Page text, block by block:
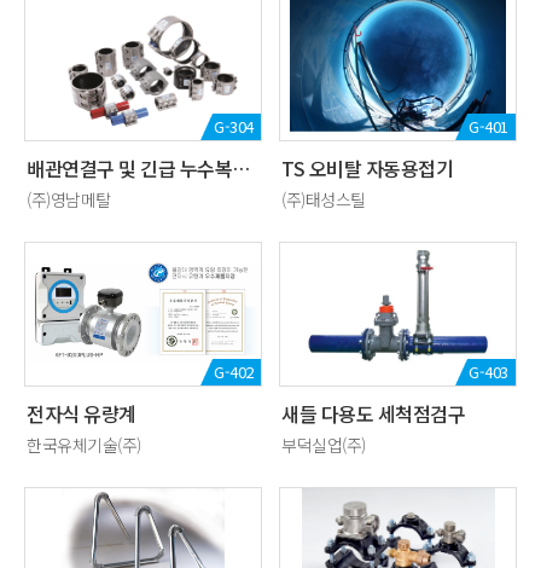
G-304
배관연결구 및 긴급 누수복구 클램프
(주)영남메탈
G-401
TS 오비탈 자동용접기
(주)태성스틸
G-402
전자식 유량계
한국유체기술(주)
G-403
새들 다용도 세척점검구
부덕실업(주)